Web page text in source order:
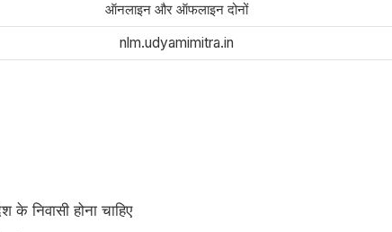
ऑनलाइन और ऑफलाइन दोनों
nlm.udyamimitra.in
निवासी होना चाहिए